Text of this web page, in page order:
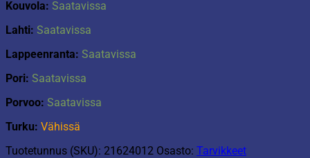
Kouvola: Saatavissa
Lahti: Saatavissa
Lappeenranta: Saatavissa
Pori: Saatavissa
Porvoo: Saatavissa
Turku: Vähissä
Tuotetunnus (SKU): 21624012 Osasto: Tarvikkeet